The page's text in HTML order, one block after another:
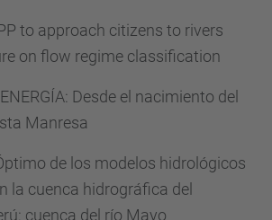
to approach citizens to rivers
on flow regime classification
Desde el nacimiento del
Manresa
de los modelos hidrológicos
la cuenca hidrográfica del
cuenca del río Mayo